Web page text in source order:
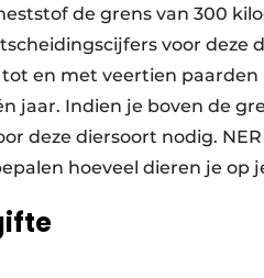
de grens van 300
voor deze
en met veertien paarden
jaar. Indien je boven de
deze diersoort nodig.
hoeveel dieren je op